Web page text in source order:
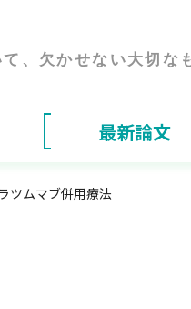
、 欠かせない大切な
最新論文
ツムマブ併用療法